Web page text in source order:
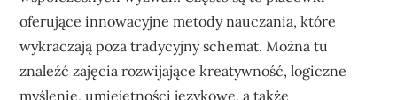
oferujące innowacyjne metody nauczania, które
wykraczają poza tradycyjny schemat. Można tu
znaleźć zajęcia rozwijające kreatywność, logiczne
myślenie, umiejętności językowe, a także